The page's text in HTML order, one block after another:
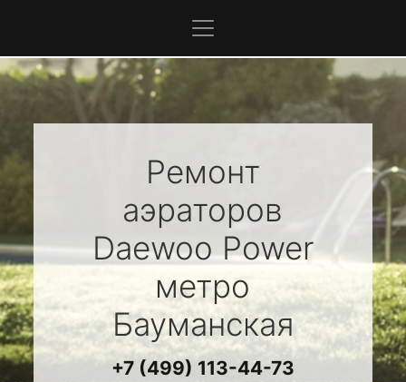
Ремонт
аэраторов
Daewoo Power
метро
Бауманская
+7 (499) 113-44-73